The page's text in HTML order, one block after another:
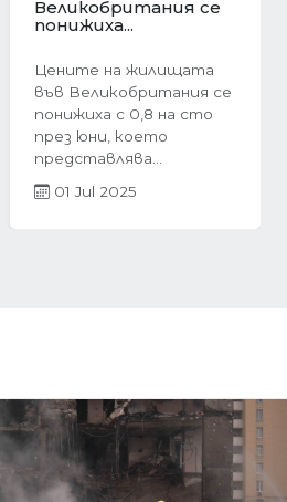
ново
строителство?
Когато става въпрос
за покупка на жилище,
много хора
инстинктивно се
Следваща